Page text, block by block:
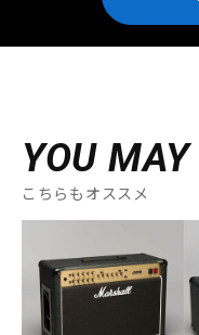
YOU
こちらもオススメ